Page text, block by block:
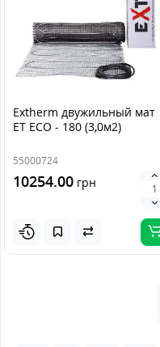
Extherm двужильный мат
ET ECO - 180 (3,0м2)
55000724
10254.00 грн